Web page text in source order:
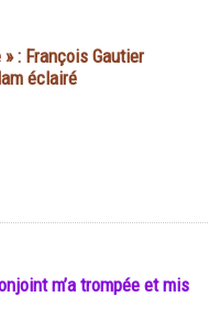
: François Gautier
éclairé
m’a trompée et mis